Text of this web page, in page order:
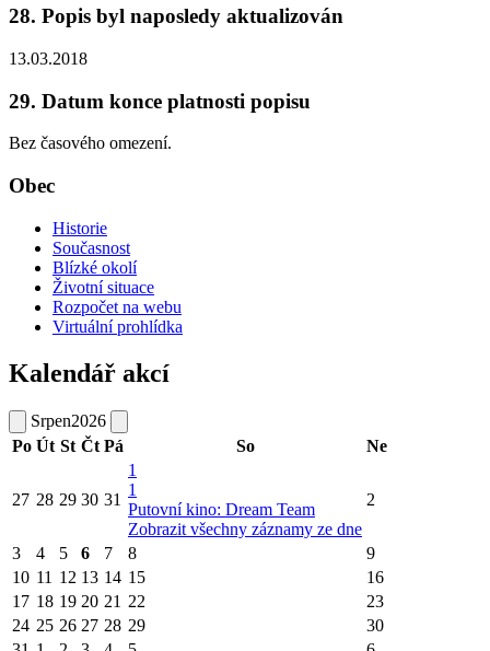
28. Popis byl naposledy aktualizován
13.03.2018
29. Datum konce platnosti popisu
Bez časového omezení.
Obec
Historie
Současnost
Blízké okolí
Životní situace
Rozpočet na webu
Virtuální prohlídka
Kalendář akcí
Srpen2026
Po Út St Čt Pá So Ne
27 28 29 30 31
1
1
Putovní kino: Dream Team
Zobrazit všechny záznamy ze dne
2
3 4 5 6 7 8
9
10 11 12 13 14 15
16
17 18 19 20 21 22
23
24 25 26 27 28 29
30